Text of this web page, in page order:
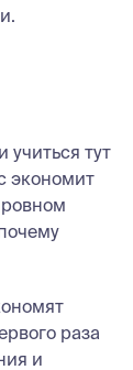
учиться тут
экономит
раза
и